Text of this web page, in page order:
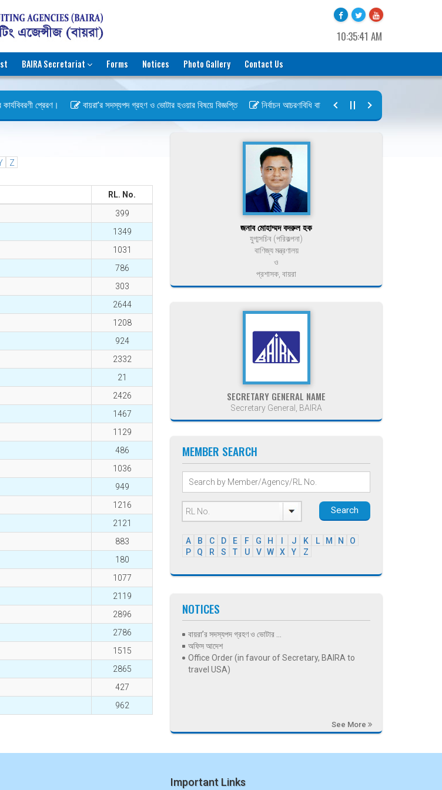
10:35:41 AM
BAIRA Secretariat Forms Notices Photo Gallery Contact Us
প্রেরণ। বায়রা’র সদস্যপদ গ্রহণ ও ভোটার হওয়ার বিষয়ে বিজ্ঞপ্তি নির্বাচন আচরণবিধি বায়রা ২০২৬-২০২৮
Z
RL. No.
399
1349
1031
786
303
2644
1208
924
2332
21
2426
1467
1129
486
1036
949
1216
2121
883
180
1077
2119
2896
2786
1515
2865
427
962
জনাব মোহাম্মদ বদরুল হক
যুগ্মসচিব (পরিকল্পনা)
বাণিজ্য মন্ত্রণালয়
ও
প্রশাসক, বায়রা
SECRETARY GENERAL NAME
Secretary General, BAIRA
MEMBER SEARCH
Search
A B C D E F G H J K L M N
O
P
Q R S T U V W X Y Z
NOTICES
বায়রা’র সদস্যপদ গ্রহণ ও ভোটার ...
অফিস আদেশ
Office Order (in favour of Secretary, BAIRA to
travel USA)
See More
Important Links